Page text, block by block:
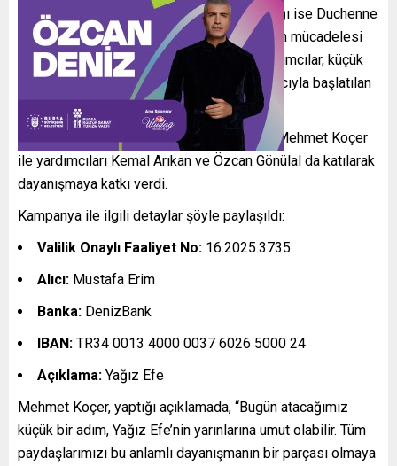
Gecenin en dikkat çeken ve duygusal başlığı ise Duchenne
Musküler Distrofi (DMD) hastalığıyla yaşam mücadelesi
veren 9 yaşındaki Yağız Efe Erim oldu. Katılımcılar, küçük
Yağız Efe’nin tedavisine destek olmak amacıyla başlatılan
kampanyaya destek çağrısında bulundu.
Etkinliğe İYİ Parti Osmangazi İlçe Başkanı Mehmet Koçer
ile yardımcıları Kemal Arıkan ve Özcan Gönülal da katılarak
dayanışmaya katkı verdi.
Kampanya ile ilgili detaylar şöyle paylaşıldı:
Valilik Onaylı Faaliyet No: 16.2025.3735
Alıcı: Mustafa Erim
Banka: DenizBank
IBAN: TR34 0013 4000 0037 6026 5000 24
Açıklama: Yağız Efe
Mehmet Koçer, yaptığı açıklamada, “Bugün atacağımız
küçük bir adım, Yağız Efe’nin yarınlarına umut olabilir. Tüm
paydaşlarımızı bu anlamlı dayanışmanın bir parçası olmaya